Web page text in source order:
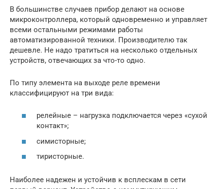
В большинстве случаев прибор делают на основе
микроконтроллера, который одновременно и управляет
всеми остальными режимами работы
автоматизированной техники. Производителю так
дешевле. Не надо тратиться на несколько отдельных
устройств, отвечающих за что-то одно.
По типу элемента на выходе реле времени
классифицируют на три вида:
релейные – нагрузка подключается через «сухой
контакт»;
симисторные;
тиристорные.
Наиболее надежен и устойчив к всплескам в сети